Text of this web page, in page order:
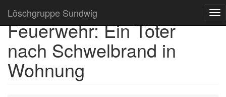
Löschgruppe Sundwig
Feuerwehr: Ein Toter
nach Schwelbrand in
Wohnung